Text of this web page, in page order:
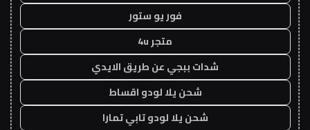
فور يو ستور
متجر 4u
شدات ببجي عن طريق الايدي
شحن يلا لودو اقساط
شحن يلا لودو تابي تمارا